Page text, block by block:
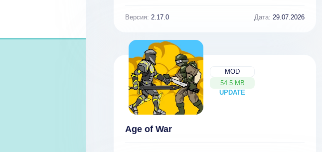
Версия: 2.17.0 Дата: 29.07.2026
MOD
54.5 MB
UPDATE
NEW
Age of War